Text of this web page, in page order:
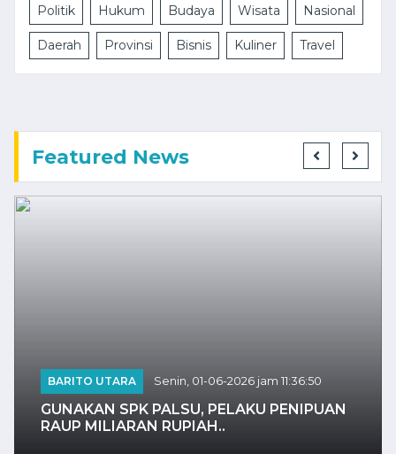
Politik Hukum Budaya Wisata Nasional
Daerah Provinsi Bisnis Kuliner Travel
Featured News
POLITIK Senin, 11-05-2026 jam 03:34:02
PANGDAM: TNI BANGUN POS DI KOLF
BRAZA AMANKAN KAPAL LOGISTIK..